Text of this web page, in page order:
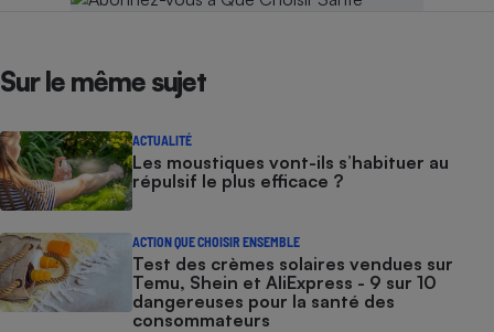
Sur le même sujet
ACTUALITÉ
Les moustiques vont-ils s’habituer au
répulsif le plus efficace ?
ACTION QUE CHOISIR ENSEMBLE
Test des crèmes solaires vendues sur
Temu, Shein et AliExpress - 9 sur 10
dangereuses pour la santé des
consommateurs